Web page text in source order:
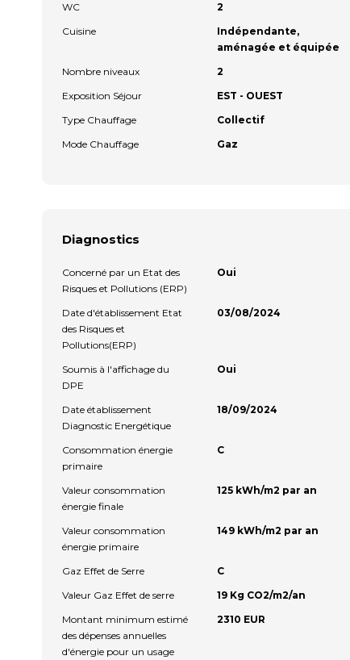
WC
2
Cuisine
Indépendante,
aménagée et équipée
Nombre niveaux
2
Exposition Séjour
EST - OUEST
Type Chauffage
Collectif
Mode Chauffage
Gaz
Diagnostics
Concerné par un Etat des
Risques et Pollutions (ERP)
Oui
Date d'établissement Etat
des Risques et
Pollutions(ERP)
03/08/2024
Soumis à l'affichage du
DPE
Oui
Date établissement
Diagnostic Energétique
18/09/2024
Consommation énergie
primaire
C
Valeur consommation
énergie finale
125 kWh/m2 par an
Valeur consommation
énergie primaire
149 kWh/m2 par an
Gaz Effet de Serre
C
Valeur Gaz Effet de serre
19 Kg CO2/m2/an
Montant minimum estimé
des dépenses annuelles
d'énergie pour un usage
2310 EUR